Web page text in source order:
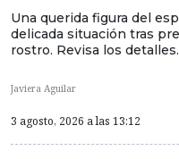
Una querida figura del
delicada situación tras
rostro. Revisa los detalles.
Javiera Aguilar
3 agosto, 2026 a las 13:12